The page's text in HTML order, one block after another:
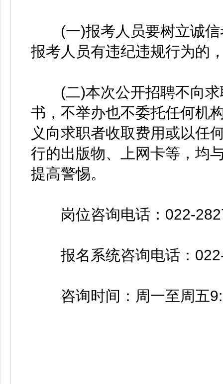
(一)报考人员要树立诚信
报考人员有违纪违规行为的
(二)本次公开招聘不向求
书，不举办也不委托任何机
义向求职者收取费用或以任
行的出版物、上网卡等，均
提高警惕。
岗位咨询电话：022-
报名系统咨询电话：
咨询时间：周一至周五